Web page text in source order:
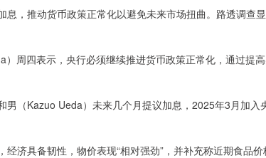
，推动货币政策正常化以避免未来市场扭曲。路透调查
四表示，央行必须继续推进货币政策正常化，通过提高
（Kazuo Ueda）未来几个月提议加息，2025年3月加入
济具备韧性，物价表现“相对强劲”，并补充称近期食品价